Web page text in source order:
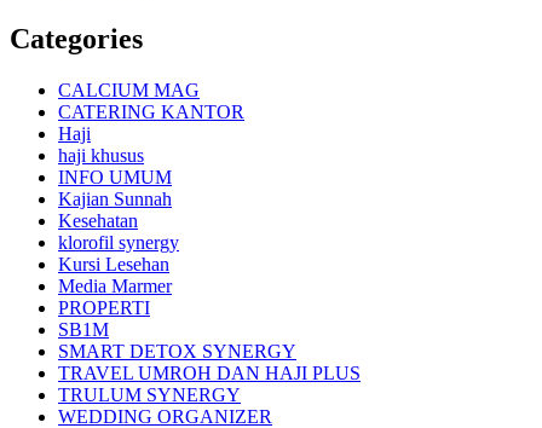
Categories
CALCIUM MAG
CATERING KANTOR
Haji
haji khusus
INFO UMUM
Kajian Sunnah
Kesehatan
klorofil synergy
Kursi Lesehan
Media Marmer
PROPERTI
SB1M
SMART DETOX SYNERGY
TRAVEL UMROH DAN HAJI PLUS
TRULUM SYNERGY
WEDDING ORGANIZER